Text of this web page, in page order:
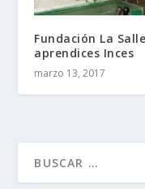
Fundación La
aprendices Inces
marzo 13, 2017